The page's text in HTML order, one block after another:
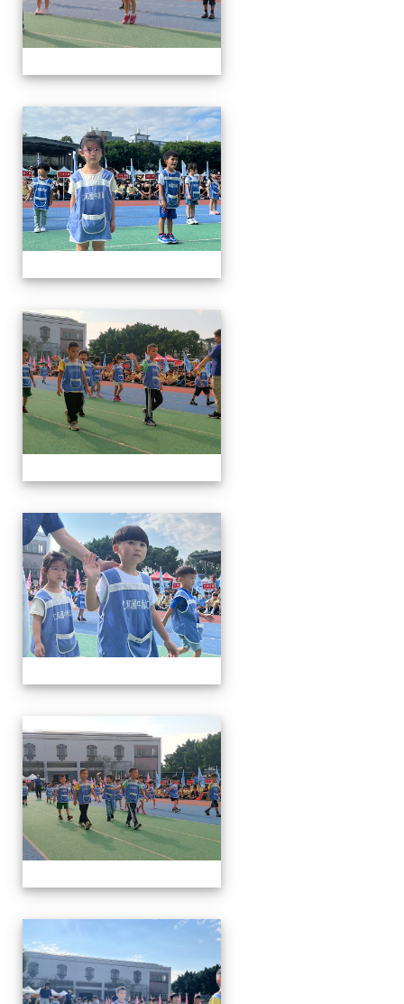
112運動會
112運動會